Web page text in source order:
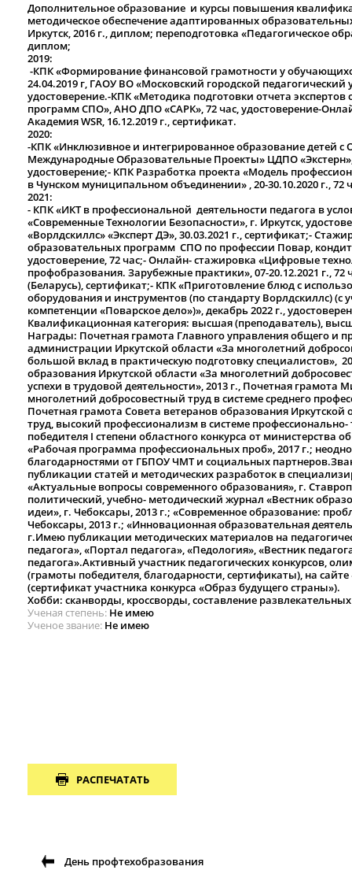
Дополнительное образование и курсы повышения
методическое обеспечение адаптированных
Иркутск, 2016 г., диплом; переподготовка «Педагогическое
диплом;
2019:
-КПК «Формирование финансовой грамотности у
24.04.2019 г, ГАОУ ВО «Московский городской педагогический
удостоверение.-КПК «Методика подготовки отчета
программ СПО», АНО ДПО «САРК», 72 час, удостоверение-
Академия WSR, 16.12.2019 г., сертификат.
2020:
-КПК «Инклюзивное и интегрированное образование детей
Международные Образовательные Проекты» ЦДПО «Экстерн»,
удостоверение;- КПК Разработка проекта «Модель
в Чунском муниципальном объединении» , 20-30.10.2020 г., 72
2021:
- КПК «ИКТ в профессиональной деятельности педагога в
«Современные Технологии Безопасности», г. Иркутск,
«Ворлдскиллс» «Эксперт ДЭ», 30.03.2021 г., сертификат;-
образовательных программ СПО по профессии Повар,
удостоверение, 72 час;-Онлайн- стажировка «Цифровые
профобразования. Зарубежные практики», 07-20.12.2021 г.,
(Беларусь), сертификат;- КПК «Приготовление блюд с
оборудования и инструментов (по стандарту Ворлдскиллс) (с
компетенции «Поварское дело»)», декабрь 2022 г.,
Квалификационная категория: высшая (преподаватель),
Награды: Почетная грамота Главного управления общего и
администрации Иркутской области «За многолетний
большой вклад в практическую подготовку специалистов»,
образования Иркутской области «За многолетний
успехи в трудовой деятельности», 2013 г., Почетная грамота
многолетний добросовестный труд в системе среднего
Почетная грамота Совета ветеранов образования
труд, высокий профессионализм в системе
победителя I степени областного конкурса от министерства
«Рабочая программа профессиональных проб», 2017 г.;
благодарностями от ГБПОУ ЧМТ и социальных
публикации статей и методических разработок в
«Актуальные вопросы современного образования», г.
политический, учебно- методический журнал «Вестник
идеи», г. Чебоксары, 2013 г.; «Современное образование:
Чебоксары, 2013 г.; «Инновационная образовательная
г.Имею публикации методических материалов на
педагога», «Портал педагога», «Педология», «Вестник
педагога».Активный участник педагогических конкурсов,
(грамоты победителя, благодарности, сертификаты), на
(сертификат участника конкурса «Образ будущего страны»).
Хобби: сканворды, кроссворды, составление
Ученая степень Не имею
Ученое звание Не имею
РАСПЕЧАТАТЬ
День профтехобразования